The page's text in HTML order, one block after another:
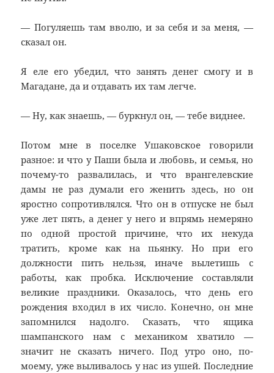
— Погуляешь там вволю, и за себя и за меня, —
сказал он.
Я еле его убедил, что занять денег смогу и в
Магадане, да и отдавать их там легче.
— Ну, как знаешь, — буркнул он, — тебе виднее.
Потом мне в поселке Ушаковское говорили
разное: и что у Паши была и любовь, и семья, но
почему-то развалилась, и что врангелевские
дамы не раз думали его женить здесь, но он
яростно сопротивлялся. Что он в отпуске не был
уже лет пять, а денег у него и впрямь немеряно
по одной простой причине, что их некуда
тратить, кроме как на пьянку. Но при его
должности пить нельзя, иначе вылетишь с
работы, как пробка. Исключение составляли
великие праздники. Оказалось, что день его
рождения входил в их число. Конечно, он мне
запомнился надолго. Сказать, что ящика
шампанского нам с механиком хватило —
значит не сказать ничего. Под утро оно, по-
моему, уже выливалось у нас из ушей. Последние